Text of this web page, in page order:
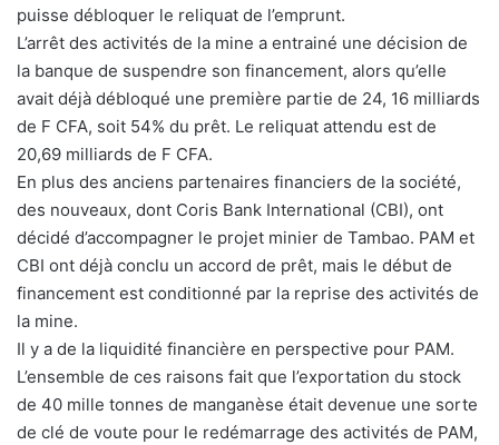
puisse débloquer le reliquat de l’emprunt.
L’arrêt des activités de la mine a entrainé une décision de
la banque de suspendre son financement, alors qu’elle
avait déjà débloqué une première partie de 24, 16 milliards
de F CFA, soit 54% du prêt. Le reliquat attendu est de
20,69 milliards de F CFA.
En plus des anciens partenaires financiers de la société,
des nouveaux, dont Coris Bank International (CBI), ont
décidé d’accompagner le projet minier de Tambao. PAM et
CBI ont déjà conclu un accord de prêt, mais le début de
financement est conditionné par la reprise des activités de
la mine.
Il y a de la liquidité financière en perspective pour PAM.
L’ensemble de ces raisons fait que l’exportation du stock
de 40 mille tonnes de manganèse était devenue une sorte
de clé de voute pour le redémarrage des activités de PAM,